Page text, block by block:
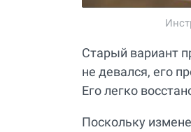
Старый вариант
не девался, его
Его легко
Поскольку